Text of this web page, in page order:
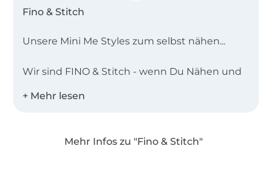
Fino & Stitch
Unsere Mini Me Styles zum selbst nähen...
Wir sind FINO & Stitch - wenn Du Nähen und
richtig. Endlich kannst Du Dir, Deinem Mini
selbsterklärenden Anleitungsvideos helfen Dir
Mehr Infos zu "Fino & Stitch"